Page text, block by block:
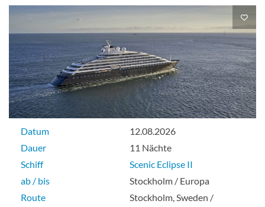
Datum
12.08.2026
Dauer
11 Nächte
Schiff
Scenic Eclipse II
ab / bis
Stockholm / Europa
Route
Stockholm, Sweden /